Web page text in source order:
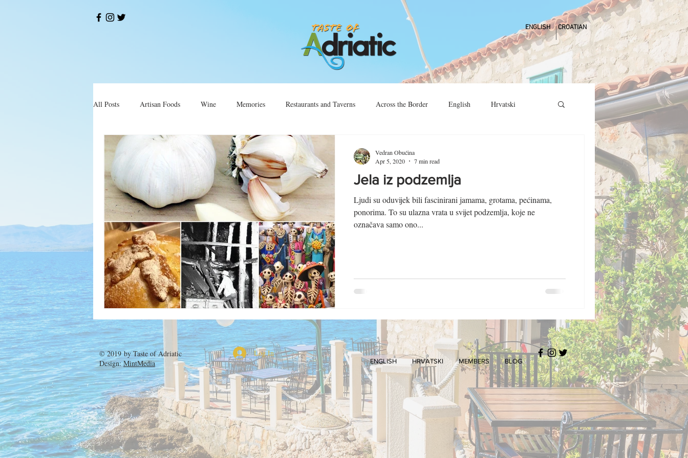
ENGLISH CROATIAN
All Posts Artisan Foods Wine Memories Restaurants and Taverns Across the Border English Hrvatski
Okusi Restorani i Konobe Vino Sjećanja Preko Granice
Jela iz podzemlja
Ljudi su oduvijek bili fascinirani jamama, grotama, pećinama,
ponorima. To su ulazna vrata u svijet podzemlja, koje ne
označava samo ono...
Vedran Obućina
Apr 5, 2020
7 min read
© 2019 byTaste of Adriatic
Design:MintMedia
Log In
ENGLISH HRVATSKI MEMBERS BLOG